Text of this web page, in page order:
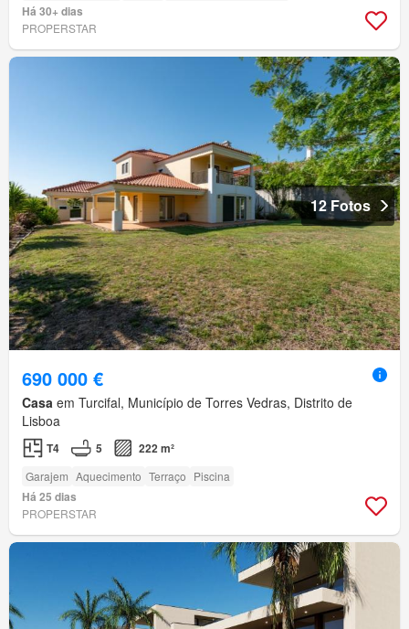
Há 30+ dias
PROPERSTAR
12 Fotos
690 000 €
Casa em Turcifal, Município de Torres Vedras, Distrito de
Lisboa
T4 5 222 m²
Garajem Aquecimento Terraço Piscina
Há 25 dias
PROPERSTAR